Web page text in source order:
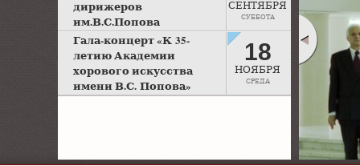
дирижеров
им.В.С.Попова
Рахманиновский зал
Московской консерватории
СЕНТЯБРЯ
СУББОТА
Гала-концерт «К 35-
летию Академии
хорового искусства
имени В.С. Попова»
Большой зал Московской
18
НОЯБРЯ
СРЕДА